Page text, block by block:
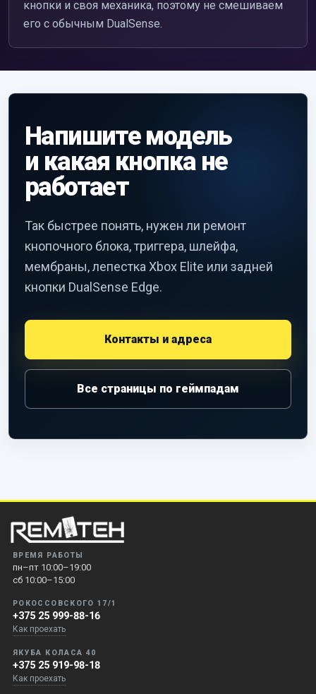
кнопки и своя механика, поэтому не смешиваем
его с обычным DualSense.
Напишите модель
и какая кнопка не
работает
Так быстрее понять, нужен ли ремонт
кнопочного блока, триггера, шлейфа,
мембраны, лепестка Xbox Elite или задней
кнопки DualSense Edge.
Контакты и адреса
Все страницы по геймпадам
ВРЕМЯ РАБОТЫ
пн–пт 10:00–19:00
сб 10:00–15:00
РОКОССОВСКОГО 17/1
+375 25 999-88-16
Как проехать
ЯКУБА КОЛАСА 40
+375 25 919-98-18
Как проехать